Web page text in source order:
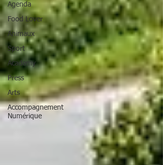
Agenda
Food Lover
Animaux
Sport
Academy
Press
Arts
Accompagnement
Numérique